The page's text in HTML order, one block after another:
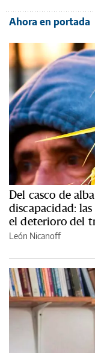
Ahora en portada
Del casco de
discapacidad:
el deterioro del
León Nicanoff